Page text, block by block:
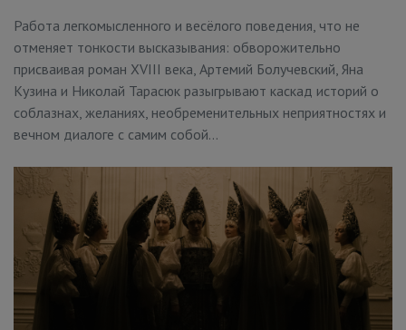
Работа легкомысленного и весёлого поведения, что не
отменяет тонкости высказывания: обворожительно
присваивая роман XVIII века, Артемий Болучевский, Яна
Кузина и Николай Тарасюк разыгрывают каскад историй о
соблазнах, желаниях, необременительных неприятностях и
вечном диалоге с самим собой…